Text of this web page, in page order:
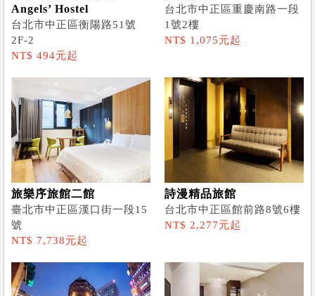
Angels’ Hostel
台北市中正區衡陽路51號
2F-2
NT$ 494元起
台北市中正區重慶南路一段
1號2樓
NT$ 1,075元起
旅樂序旅館二館
臺北市中正區漢口街一段15
號
NT$ 7,738元起
詩漫精品旅館
台北市中正區館前路8號6樓
NT$ 2,277元起